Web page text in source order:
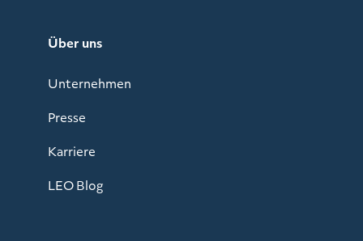
Über uns
Unternehmen
Presse
Karriere
LEO Blog